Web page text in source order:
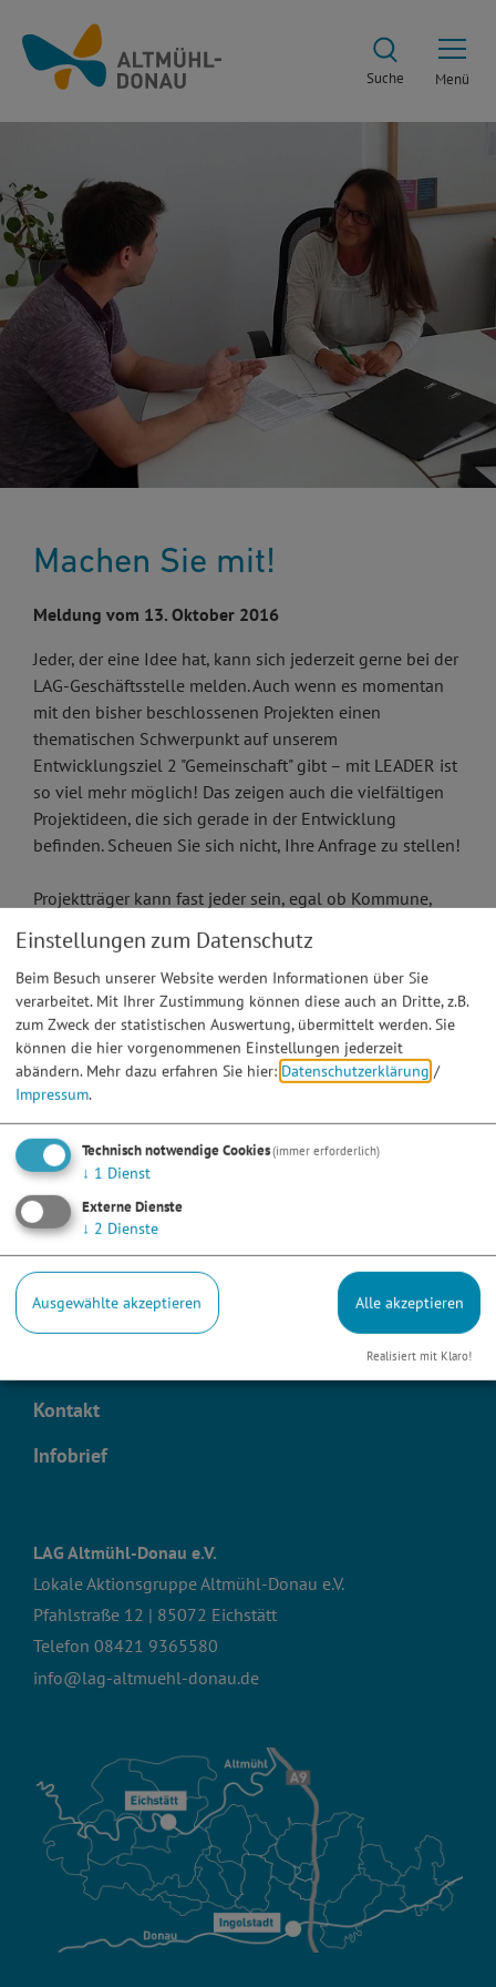
Suche Menü
Machen Sie mit!
Meldung vom 13. Oktober 2016
Jeder, der eine Idee hat, kann sich jederzeit gerne bei der
LAG-Geschäftsstelle melden. Auch wenn es momentan
mit den bisher beschlossenen Projekten einen
thematischen Schwerpunkt auf unserem
Entwicklungsziel 2 "Gemeinschaft" gibt – mit LEADER ist
so viel mehr möglich! Das zeigen auch die vielfältigen
Projektideen, die sich gerade in der Entwicklung
befinden. Scheuen Sie sich nicht, Ihre Anfrage zu stellen!
Projektträger kann fast jeder sein, egal ob Kommune,
von Tourismus, Kultur, Natur/Umwelt und regionale
Wertschöpfung über Demographischen Wandel,
Integration, Mobilität bis hin zu Innenortsentwicklung
und Energie/Klimawandel.
Sie können sich nicht nur über Ihre Ideen in die
auch als
Mitglied
unsere Ziele unterstützen. Wir freuen
uns über Ihr Engagement!
Downloads
Kontakt
Infobrief
LAG Altmühl-Donau e.V.
Lokale Aktionsgruppe Altmühl-Donau e.V.
Pfahlstraße 12 | 85072 Eichstätt
Telefon 08421 9365580
info@lag-altmuehl-donau.de
Einstellungen zum Datenschutz
Beim Besuch unserer Website werden Informationen über Sie
verarbeitet. Mit Ihrer Zustimmung können diese auch an Dritte, z.B.
zum Zweck der statistischen Auswertung, übermittelt werden. Sie
können die hier vorgenommenen Einstellungen jederzeit
abändern. Mehr dazu erfahren Sie hier: Datenschutzerklärung /
Impressum.
Technisch notwendige Cookies(immer erforderlich)
↓ 1 Dienst
Externe Dienste
↓ 2 Dienste
Ausgewählte akzeptieren Alle akzeptieren
Realisiert mit Klaro!